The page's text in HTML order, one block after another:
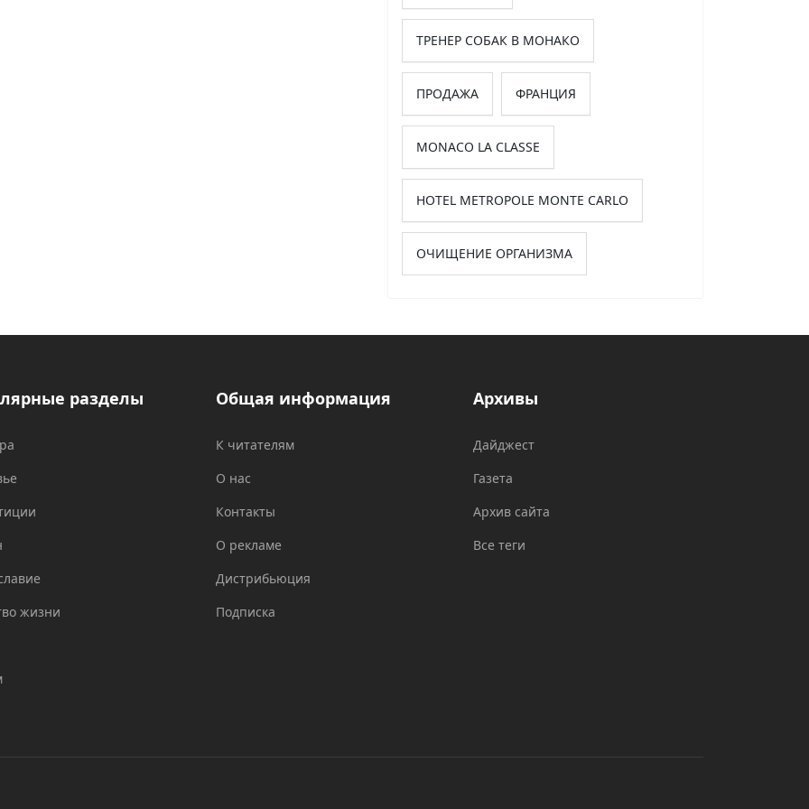
ТРЕНЕР СОБАК В МОНАКО
ПРОДАЖА ФРАНЦИЯ
MONACO LA CLASSE
HOTEL METROPOLE MONTE CARLO
ОЧИЩЕНИЕ ОРГАНИЗМА
разделы
жизни
Общая информация
К читателям
О нас
Контакты
О рекламе
Дистрибьюция
Подписка
Архивы
Дайджест
Газета
Архив сайта
Все теги